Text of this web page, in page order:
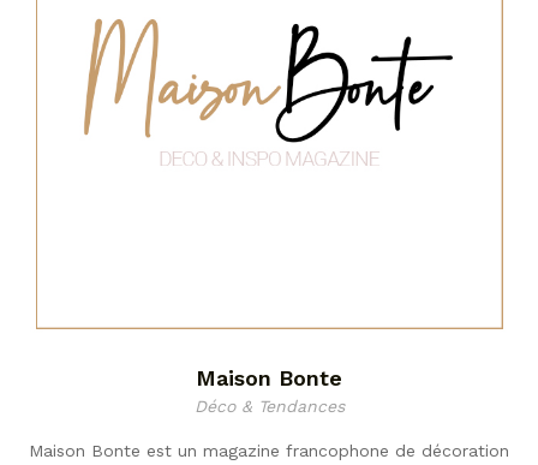
Maison Bonte
Déco & Tendances
Maison Bonte est un magazine francophone de décoration